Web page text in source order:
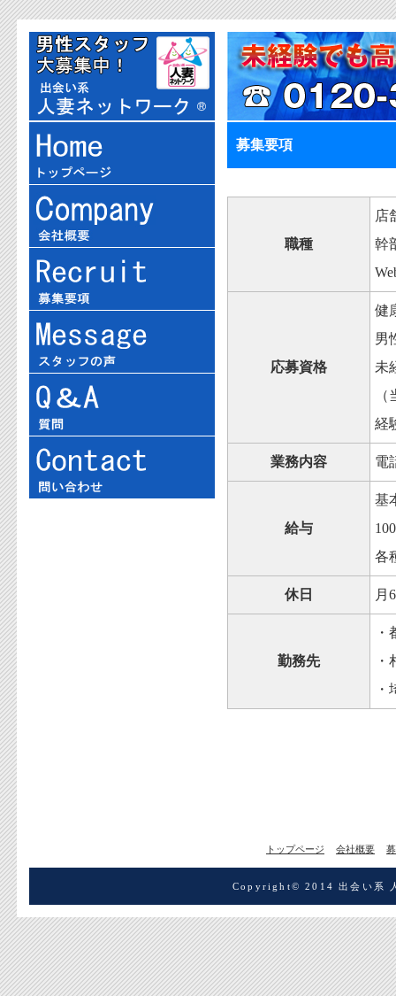
募集要項
職種
店
幹
応募資格
健
男
未
経
業務内容 電
給与
基
各
休日 月
勤務先
トップページ 会社概要
Copyright© 2014 出会い系